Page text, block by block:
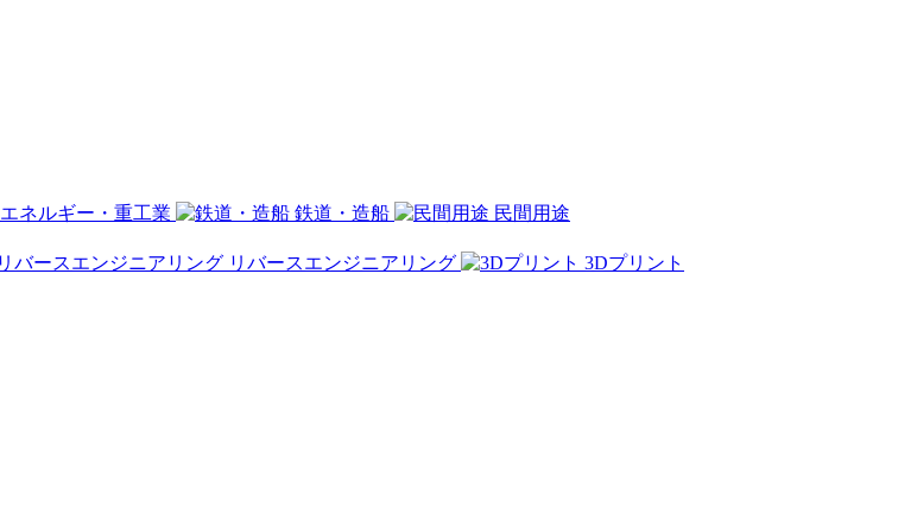
エネルギー・重工業 鉄道・造船
民間用途
リバースエンジニアリング
3Dプリント